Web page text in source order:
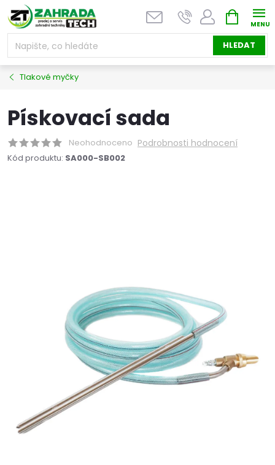
Přejít
na
obsah
HLEDAT
NÁKUPNÍ
KOŠÍK
Tlakové myčky
Pískovací sada
Neohodnoceno Podrobnosti hodnocení
Kód produktu: SA000-SB002